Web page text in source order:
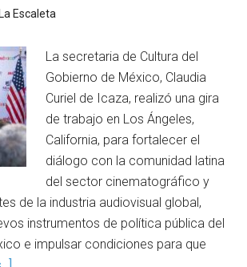
La Escaleta
La secretaria de Cultura del
Gobierno de México, Claudia
Curiel de Icaza, realizó una gira
de trabajo en Los Ángeles,
California, para fortalecer el
diálogo con la comunidad latina
del sector cinematográfico y
de la industria audiovisual global,
instrumentos de política pública del
e impulsar condiciones para que